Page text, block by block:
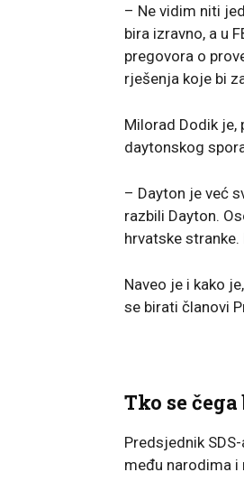
– Ne vidim niti
bira izravno, a u
pregovora o
rješenja koje bi
Milorad Dodik je,
daytonskog
– Dayton je već
razbili Dayton.
hrvatske stranke.
Naveo je i kako
se birati članovi
Tko se čega
Predsjednik
među narodima